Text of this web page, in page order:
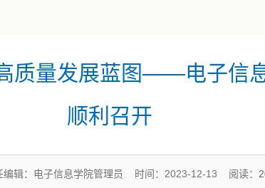
质量发展蓝图——电子信
顺利召开
辑：电子信息学院管理员 时间：2023-12-13 阅读：